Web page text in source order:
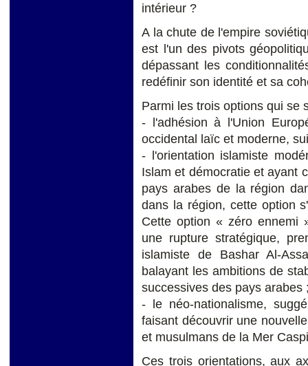
intérieur ?
A la chute de l'empire
est l'un des pivots
dépassant les
redéfinir son identité et sa
Parmi les trois options qui se
- l'adhésion à l'Union
occidental laïc et moderne,
- l'orientation islamiste
Islam et démocratie et ayant
pays arabes de la région
dans la région, cette option
Cette option « zéro ennemi
une rupture stratégique,
islamiste de Bashar Al-
balayant les ambitions de
successives des pays arabes
- le néo-nationalisme,
faisant découvrir une
et musulmans de la Mer
Ces trois orientations, aux